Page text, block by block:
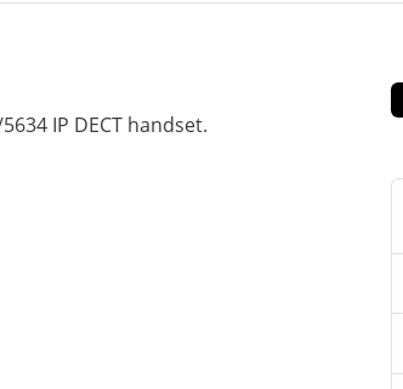
IP DECT handset.